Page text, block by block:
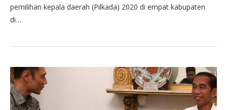
pemilihan kepala daerah (Pilkada) 2020 di empat kabupaten
di…